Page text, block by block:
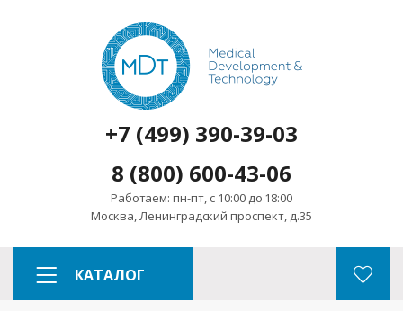
+7 (499) 390-39-03
8 (800) 600-43-06
Работаем: пн-пт, с 10:00 до 18:00
Москва, Ленинградский проспект, д.35
КАТАЛОГ